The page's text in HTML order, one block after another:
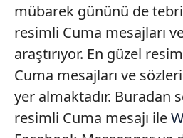
mübarek gününü de
resimli Cuma mesajları
araştırıyor. En güzel
Cuma mesajları ve
yer almaktadır. Buradan
resimli Cuma mesajı ile